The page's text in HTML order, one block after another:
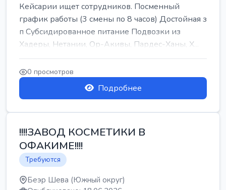
Кейсарии ищет сотрудников. Посменный
график работы (3 смены по 8 часов) Достойная з
п Субсидированное питание Подвозки из
Хадеры, Нетании, Ор-Акивы, Пардес-Ханы, Х...
0 просмотров
Подробнее
!!!!ЗАВОД КОСМЕТИКИ В
ОФАКИМЕ!!!!
Требуются
Беэр Шева (Южный округ)